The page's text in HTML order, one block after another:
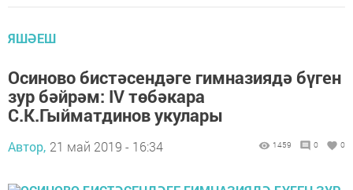
ЯШӘЕШ
Осиново бистәсендәге гимназиядә бүген
зур бәйрәм: IV төбәкара
С.К.Гыйматдинов укулары
Автор, 21 май 2019 - 16:34 1459 0 0